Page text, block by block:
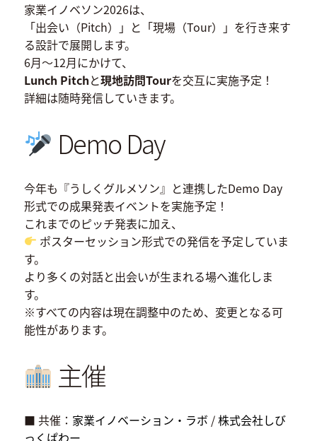
家業イノベソン2026は、
「出会い（Pitch）」と「現場（Tour）」を行き来す
る設計で展開します。
6月〜12月にかけて、
Lunch Pitchと現地訪問Tourを交互に実施予定！
詳細は随時発信していきます。
Demo Day
今年も『うしくグルメソン』と連携したDemo Day
形式での成果発表イベントを実施予定！
これまでのピッチ発表に加え、
ポスターセッション形式での発信を予定していま
す。
より多くの対話と出会いが生まれる場へ進化しま
す。
※すべての内容は現在調整中のため、変更となる可
能性があります。
主催
■ 共催： 家業イノベーション・ラボ /株式会社しび
っくぱわー